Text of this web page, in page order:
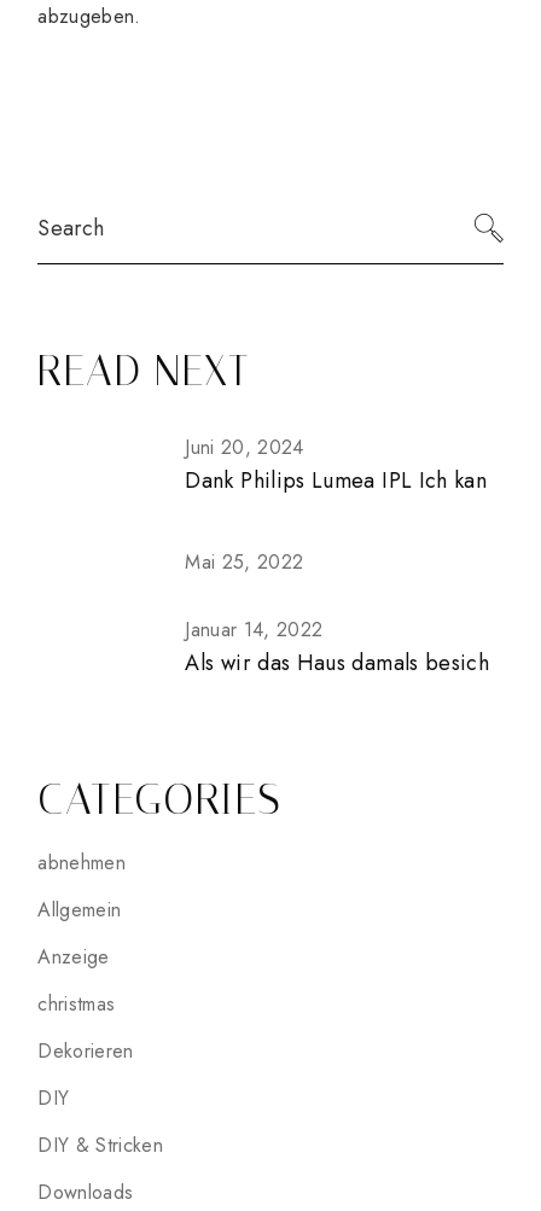
abzugeben.
READ NEXT
Juni 20, 2024
Dank Philips Lumea IPL Ich kan
Mai 25, 2022
Januar 14, 2022
Als wir das Haus damals besich
CATEGORIES
abnehmen
Allgemein
Anzeige
christmas
Dekorieren
DIY
DIY & Stricken
Downloads